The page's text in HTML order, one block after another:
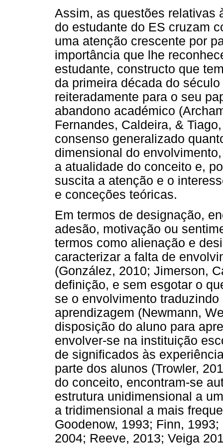
Assim, as questões relativas
do estudante do ES cruzam
uma atenção crescente por
importância que lhe
estudante, constructo que
da primeira década do
reiteradamente para o seu
abandono académico
Fernandes, Caldeira, &
consenso generalizado
dimensional do
a atualidade do conceito e,
suscita a atenção e o
e conceções teóricas.
Em termos de designação,
adesão, motivação ou
termos como alienação e
caracterizar a falta de
(González, 2010; Jimerson,
definição, e sem esgotar o
se o envolvimento
aprendizagem (Newmann,
disposição do aluno para
envolver-se na instituição
de significados às
parte dos alunos (Trowler,
do conceito, encontram-se
estrutura unidimensional a
a tridimensional a mais
Goodenow, 1993; Finn,
2004; Reeve, 2013; Veiga